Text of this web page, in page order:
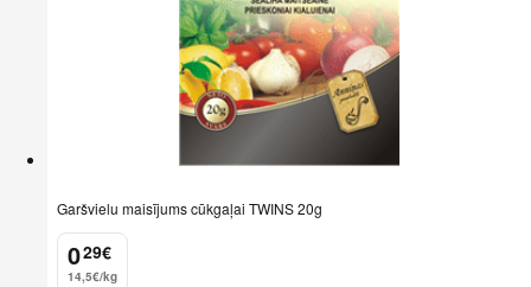
Garšvielu maisījums cūkgaļai TWINS 20g
0
. 29€
14,5€/kg